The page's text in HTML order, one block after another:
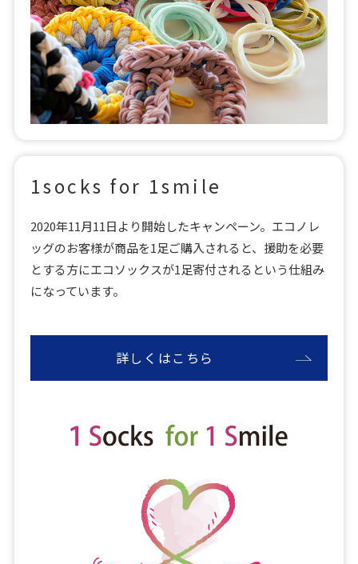
1socks for 1smile
2020年11月11日より開始したキャンペーン。エコノレ
ッグのお客様が商品を1足ご購入されると、援助を必要
とする方にエコソックスが1足寄付されるという仕組み
になっています。
詳しくはこちら